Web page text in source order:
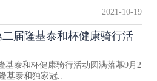
2021-10-19
届隆基泰和杯健康骑行活
基泰和杯健康骑行活动圆满落幕9月2
基泰和独家冠..